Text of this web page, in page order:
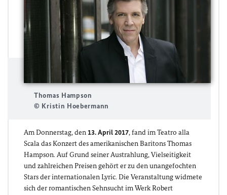
Thomas Hampson
© Kristin Hoebermann
Am Donnerstag, den13. April 2017, fand im Teatro alla
Scala das Konzert des amerikanischen Baritons Thomas
Hampson. Auf Grund seiner Austrahlung, Vielseitigkeit
und zahlreichen Preisen gehört er zu den unangefochten
Stars der internationalen Lyric. Die Veranstaltung widmete
sich der romantischen Sehnsucht im Werk Robert